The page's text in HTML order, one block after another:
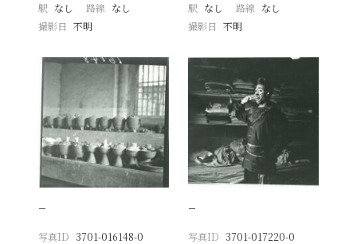
駅 なし 路線 なし
撮影日
不明
駅 なし 路線 なし
撮影日 不明
−
写真ID 3701-016148-0
−
写真ID 3701-017220-0